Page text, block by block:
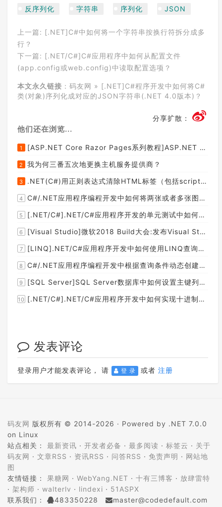
反序列化
字符串 序列化 JSON
上一篇: [.NET]C#中如何将一个字符串按换行符拆分成多
行？
下一篇: [.NET/C#]C#应用程序中如何从配置文件
(app.config或web.config)中读取配置选项？
本文永久链接 ： 码友网 » [.NET]C#程序开发中如何将C#
类(对象)序列化成对应的JSON字符串(.NET 4.0版本)？
分享扩散：
他们还在浏览...
1 [ASP.NET Core Razor Pages系列教程]ASP.NET Core Razor Pages中的PageModel(09)
2 我为何三番五次地更换主机服务提供商？
3 .NET(C#)用正则表达式清除HTML标签（包括script和style），保留纯本文
4 C#/.NET应用程序编程开发中如何将两张或者多张图片合并成一张图片？
5 [.NET/C#].NET/C#应用程序开发的单元测试中如何获取当前程序集所在的目录路径？
6 [Visual Studio]微软2018 Build大会:发布Visual Studio,Visual Stuido for Mac,.NET Core以及Xamarin.Forms的最新版本及更新
7 [LINQ].NET/C#应用程序开发中如何使用LINQ查询集合中元素的某个属性值在另外一个集合中存在的子集？
8 C#/.NET应用程序编程开发中根据查询条件动态创建LINQ的Where查询表达式的实现方案
9 [SQL Server]SQL Server数据库中如何设置主键列为自增列？
10 [.NET/C#].NET/C#应用程序开发中如何实现十进制数字和十六进制间的相互转换呢？
发表评论
登录用户才能发表评论， 请 登 录 或者 注册
码友网 版权所有 © 2014-2026 · Powered by .NET 7.0.0
on Linux
站点相关： 最新资讯 · 开发者必备 · 最多阅读 · 标签云 · 关于
码友网 · 文章RSS · 资讯RSS · 问答RSS · 免责声明 · 网站地
图
友情链接： 果糖网 · WebYang.NET · 十有三博客 · 放肆雷特
· 架构师 · walterlv · lindexi · 51ASPX
联系我们：
483350228
master@codedefault.com